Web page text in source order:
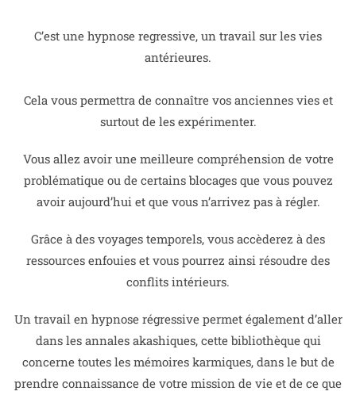
C’est une hypnose regressive, un travail sur les vies
antérieures.
Cela vous permettra de connaître vos anciennes vies et
surtout de les expérimenter.
Vous allez avoir une meilleure compréhension de votre
problématique ou de certains blocages que vous pouvez
avoir aujourd’hui et que vous n’arrivez pas à régler.
Grâce à des voyages temporels, vous accèderez à des
ressources enfouies et vous pourrez ainsi résoudre des
conflits intérieurs.
Un travail en hypnose régressive permet également d’aller
dans les annales akashiques, cette bibliothèque qui
concerne toutes les mémoires karmiques, dans le but de
prendre connaissance de votre mission de vie et de ce que